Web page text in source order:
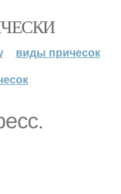
виды причесок